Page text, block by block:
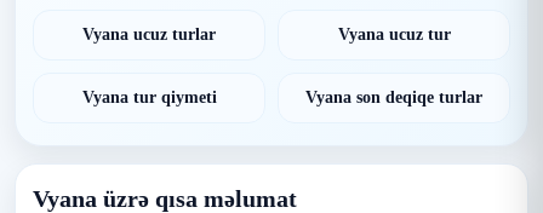
Vyana ucuz turlar Vyana ucuz tur
Vyana tur qiymeti Vyana son deqiqe turlar
Vyana üzrə qısa məlumat